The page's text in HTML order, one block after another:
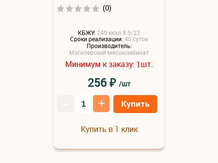
(0)
КБЖУ: 240 ккал 8.5/23
Сроки реализации:40 суток
Производитель:
Могилевский мясокомбинат
Минимум к заказу: 1шт.
256₽ /шт
+ Купить
Купить в 1 клик